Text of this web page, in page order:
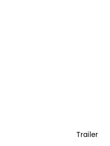
Trailer